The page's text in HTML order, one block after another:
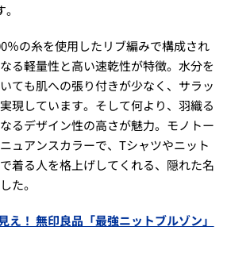
％の糸を使用したリブ編みで構成され
る軽量性と高い速乾性が特徴。水分を
ても肌への張り付きが少なく、サラッ
現しています。そして何より、羽織る
るデザイン性の高さが魅力。モノトー
ュアンスカラーで、Tシャツやニット
着る人を格上げしてくれる、隠れた名
た。
え！ 無印良品「最強ニットブルゾン」